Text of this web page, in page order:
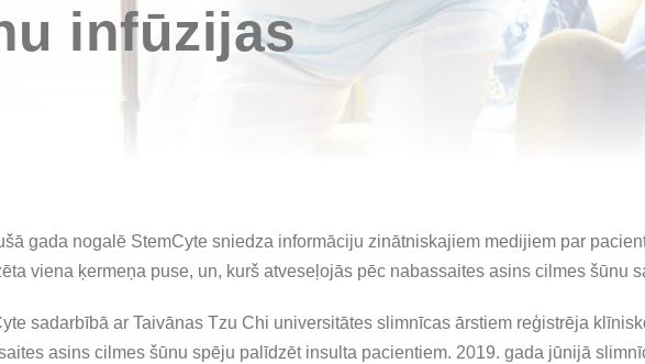
infūzijas
gada nogalē StemCyte sniedza informāciju zinātniskajiem medijiem par
viena ķermeņa puse, un, kurš atveseļojās pēc nabassaites asins cilmes šūnu
sadarbībā ar Taivānas Tzu Chi universitātes slimnīcas ārstiem reģistrēja
asins cilmes šūnu spēju palīdzēt insulta pacientiem. 2019. gada jūnijā